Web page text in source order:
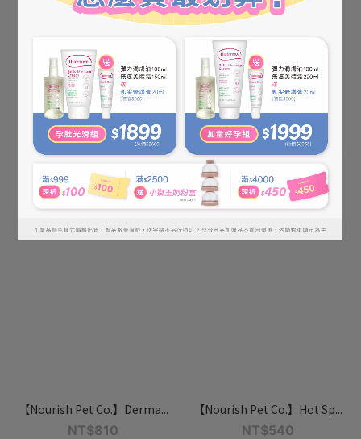
【Nourish Pet Co.】Derma...
NT$1,035
NT$1,150
【Nourish Pet Co.】Derma...
NT$1,035
NT$1,150
【Nourish Pet Co.】Derma...
NT$810
【Nourish Pet Co.】Hot Sp...
NT$540